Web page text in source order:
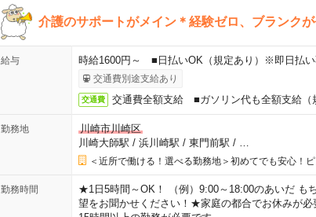
介護のサポートがメイン＊経験ゼロ、ブランク
給与 時給1600円～ ■日払いOK（規定あり）※即日払い
交通費別途支給あり
交通費 交通費全額支給 ■ガソリン代も全額支給
勤務地
川崎市川崎区
川崎大師駅 / 浜川崎駅 / 東門前駅 /
＜近所で働ける！選べる勤務地＞初めてでも安心！
勤務時間
★1日5時間～OK！ （例）9:00～18:00のあいだ も
望をお聞かせください！★家庭の都合でお休みが